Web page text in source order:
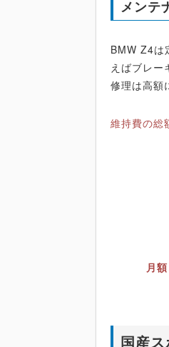
メンテ
BMW Z4は
えばブレー
修理は高額
維持費の総
月
国産